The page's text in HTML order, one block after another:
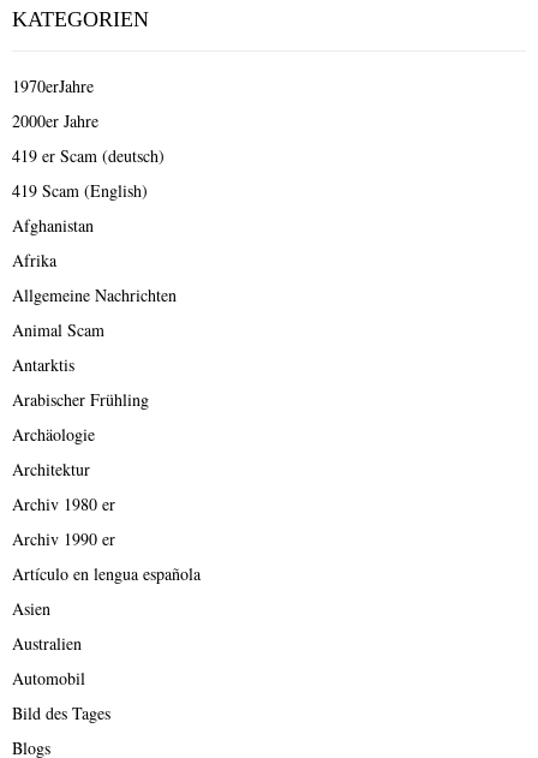
KATEGORIEN
1970erJahre
2000er Jahre
419 er Scam (deutsch)
419 Scam (English)
Afghanistan
Afrika
Allgemeine Nachrichten
Animal Scam
Antarktis
Arabischer Frühling
Archäologie
Architektur
Archiv 1980 er
Archiv 1990 er
Artículo en lengua española
Asien
Australien
Automobil
Bild des Tages
Blogs